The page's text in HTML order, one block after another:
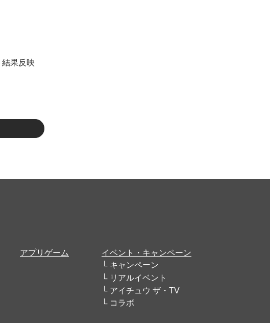
果反映
アプリゲーム
イベント・キャンペーン
キャンペーン
リアルイベント
アイチュウ ザ・TV
コラボ